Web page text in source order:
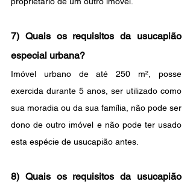
7) Quais os requisitos da usucapião
especial urbana?
Imóvel urbano de até 250 m², posse
exercida durante 5 anos, ser utilizado como
sua moradia ou da sua família, não pode ser
dono de outro imóvel e não pode ter usado
esta espécie de usucapião antes.
8) Quais os requisitos da usucapião